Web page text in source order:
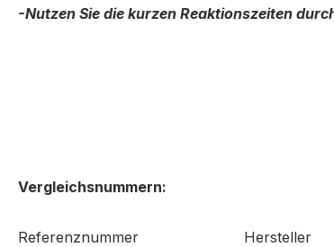
-Nutzen Sie die kurzen Reaktionszeiten
Vergleichsnummern:
Referenznummer
Hersteller